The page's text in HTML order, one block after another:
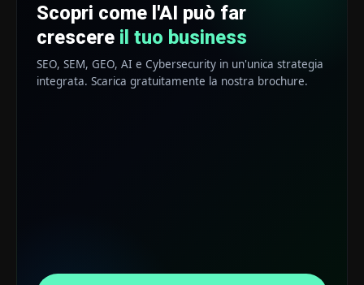
Scopri come l'AI può far
crescere il tuo business
SEO, SEM, GEO, AI e Cybersecurity in un'unica strategia
integrata. Scarica gratuitamente la nostra brochure.